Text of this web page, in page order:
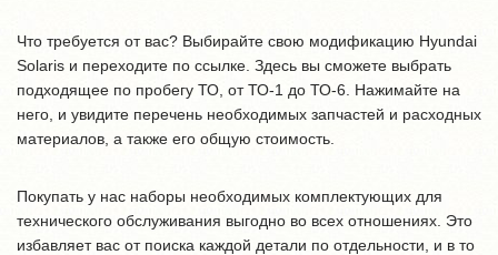
Что требуется от вас? Выбирайте свою модификацию Hyundai
Solaris и переходите по ссылке. Здесь вы сможете выбрать
подходящее по пробегу ТО, от ТО-1 до ТО-6. Нажимайте на
него, и увидите перечень необходимых запчастей и расходных
материалов, а также его общую стоимость.
Покупать у нас наборы необходимых комплектующих для
технического обслуживания выгодно во всех отношениях. Это
избавляет вас от поиска каждой детали по отдельности, и в то